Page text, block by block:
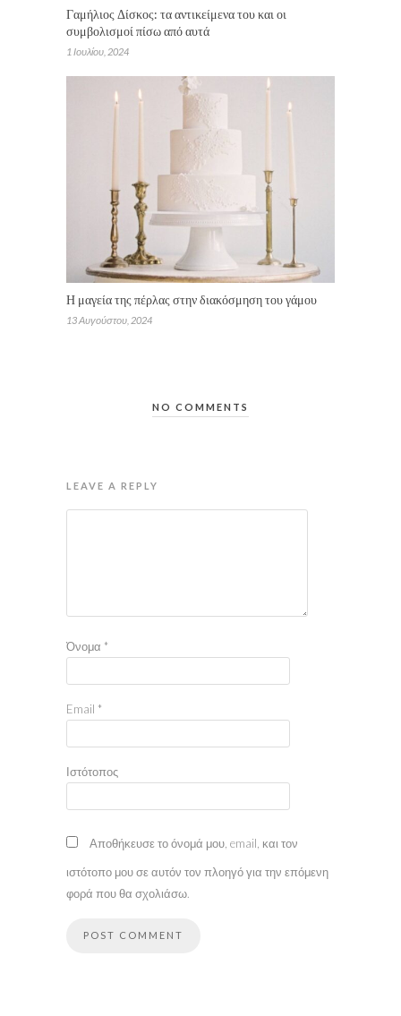
Γαμήλιος Δίσκος: τα αντικείμενα του και οι
συμβολισμοί πίσω από αυτά
1 Ιουλίου, 2024
Η μαγεία της πέρλας στην διακόσμηση του γάμου
13 Αυγούστου, 2024
NO COMMENTS
LEAVE A REPLY
Όνομα *
Email *
Ιστότοπος
Αποθήκευσε το όνομά μου, email, και τον
ιστότοπο μου σε αυτόν τον πλοηγό για την επόμενη
φορά που θα σχολιάσω.